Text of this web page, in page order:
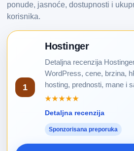
ponude, jasnoće, dostupnosti i
korisnika.
1
Hostinger
Detaljna recenzija
WordPress, cene, brzina,
hosting, prednosti, mane i
★★★★★
Detaljna recenzija
Sponzorisana preporuka